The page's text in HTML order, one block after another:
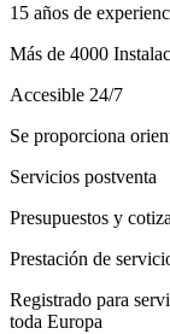
15 años de
Más de 4000
Accesible 24/7
Se proporciona
Servicios postventa
Presupuestos y
Prestación de
Registrado para
toda Europa